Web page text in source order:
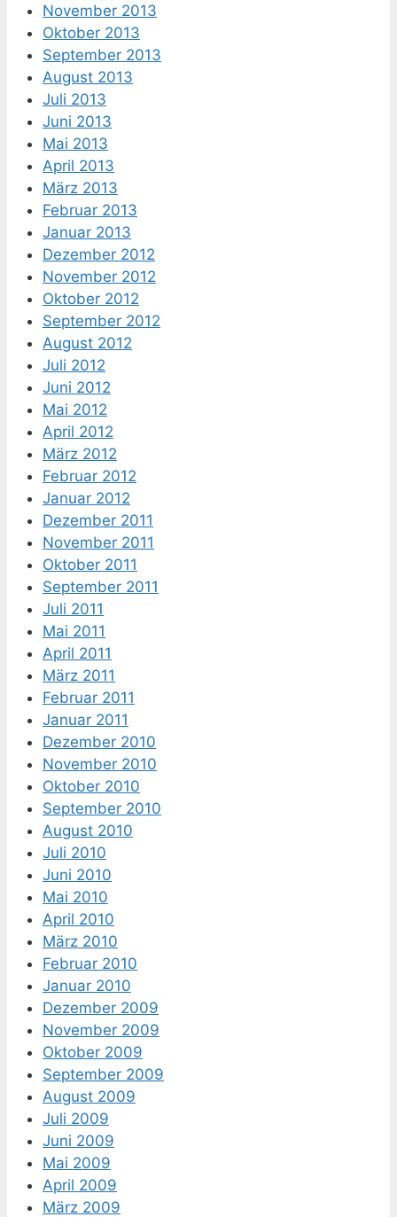
November 2013
Oktober 2013
September 2013
August 2013
Juli 2013
Juni 2013
Mai 2013
April 2013
März 2013
Februar 2013
Januar 2013
Dezember 2012
November 2012
Oktober 2012
September 2012
August 2012
Juli 2012
Juni 2012
Mai 2012
April 2012
März 2012
Februar 2012
Januar 2012
Dezember 2011
November 2011
Oktober 2011
September 2011
Juli 2011
Mai 2011
April 2011
März 2011
Februar 2011
Januar 2011
Dezember 2010
November 2010
Oktober 2010
September 2010
August 2010
Juli 2010
Juni 2010
Mai 2010
April 2010
März 2010
Februar 2010
Januar 2010
Dezember 2009
November 2009
Oktober 2009
September 2009
August 2009
Juli 2009
Juni 2009
Mai 2009
April 2009
März 2009